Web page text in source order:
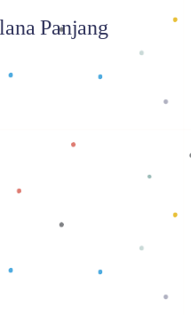
Panjang